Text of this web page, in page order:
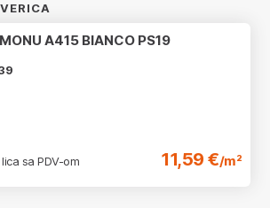
A415 BIANCO PS19
sa PDV-om
11,59 €/m²